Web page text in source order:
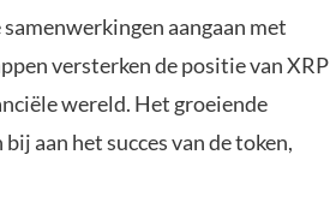
aangaan met
versterken de positie van XRP
wereld. Het groeiende
aan het succes van de token,